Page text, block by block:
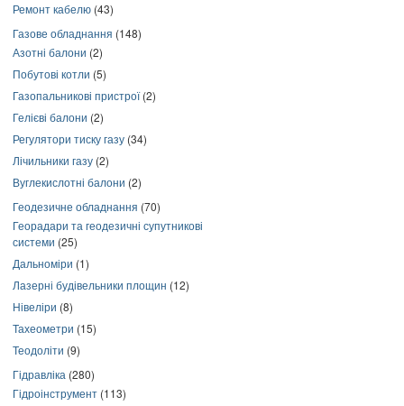
Ремонт кабелю (43)
Газове обладнання (148)
Азотні балони (2)
Побутові котли (5)
Газопальникові пристрої(2)
Гелієві балони (2)
Регулятори тиску газу (34)
Лічильники газу (2)
Вуглекислотні балони (2)
Геодезичне обладнання (70)
Георадари та геодезичні супутникові
системи (25)
Дальноміри (1)
Лазерні будівельники площин (12)
Нівеліри (8)
Тахеометри (15)
Теодоліти (9)
Гідравліка (280)
Гідроінструмент (113)